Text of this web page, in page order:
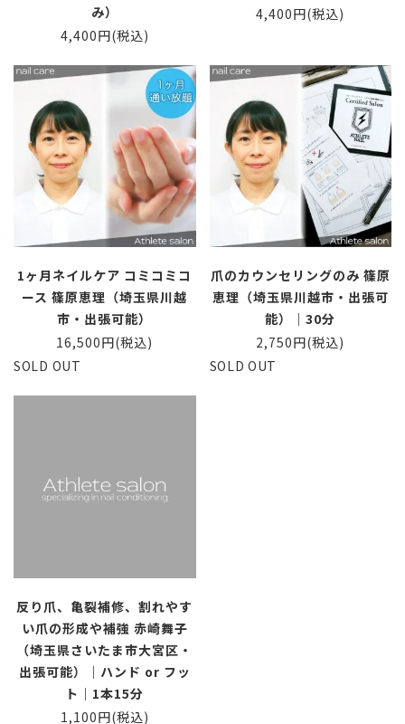
み）
4,400円(税込)
4,400円(税込)
1ヶ月ネイルケア コミコミコ
ース 篠原恵理（埼玉県川越
市・出張可能）
16,500円(税込)
SOLD OUT
爪のカウンセリングのみ 篠原
恵理（埼玉県川越市・出張可
能）｜30分
2,750円(税込)
SOLD OUT
反り爪、亀裂補修、割れやす
い爪の形成や補強 赤崎舞子
（埼玉県さいたま市大宮区・
出張可能）｜ハンド or フッ
ト｜1本15分
1,100円(税込)